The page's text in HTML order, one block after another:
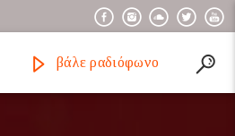
βάλε ραδιόφωνο